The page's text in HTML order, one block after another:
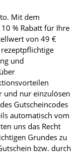
Mit dem
% Rabatt für Ihre
von 49 €
und
und nur einzulösen
Gutscheincodes
automatisch vom
uns das Recht
Grundes zu
bzw. durch